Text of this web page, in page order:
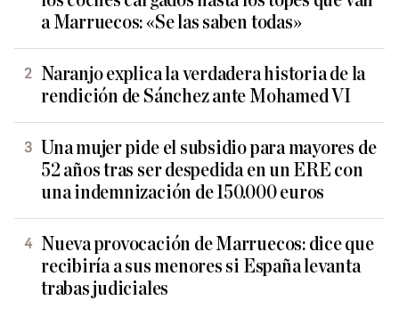
a Marruecos: «Se las saben todas»
Naranjo explica la verdadera historia de la
rendición de Sánchez ante Mohamed VI
Una mujer pide el subsidio para mayores de
52 años tras ser despedida en un ERE con
una indemnización de 150.000 euros
Nueva provocación de Marruecos: dice que
recibiría a sus menores si España levanta
trabas judiciales